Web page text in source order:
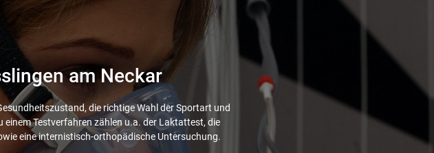
am Neckar
die richtige Wahl der Sportart und
Testverfahren zählen u.a. der Laktattest, die
eine internistisch-orthopädische Untersuchung.